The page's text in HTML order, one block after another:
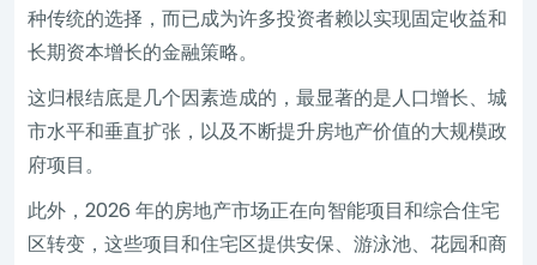
种传统的选择，而已成为许多投资者赖以实现固定收益和
长期资本增长的金融策略。
这归根结底是几个因素造成的，最显著的是人口增长、城
市水平和垂直扩张，以及不断提升房地产价值的大规模政
府项目。
此外，2026 年的房地产市场正在向智能项目和综合住宅
区转变，这些项目和住宅区提供安保、游泳池、花园和商